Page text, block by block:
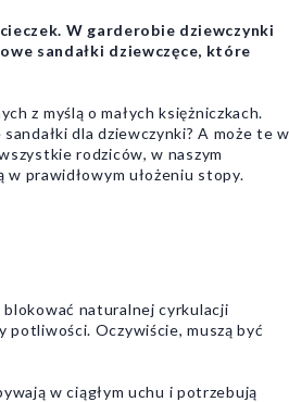
W garderobie dziewczynki
sandałki dziewczęce, które
z myślą o małych księżniczkach.
dla dziewczynki? A może te w
rodziców, w naszym
prawidłowym ułożeniu stopy.
blokować naturalnej cyrkulacji
potliwości. Oczywiście, muszą być
w ciągłym uchu i potrzebują